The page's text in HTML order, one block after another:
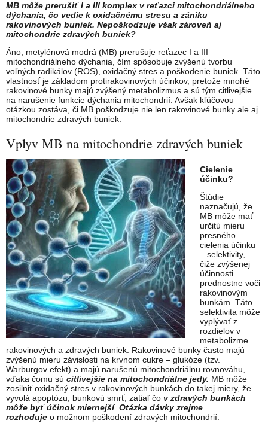
MB môže prerušiť I a III komplex v reťazci mitochondriálneho
dýchania, čo vedie k oxidačnému stresu a zániku
rakovinových buniek. Nepoškodzuje však zároveň aj
mitochondrie zdravých buniek?
Áno, metylénová modrá (MB) prerušuje reťazec I a III
mitochondriálneho dýchania, čím spôsobuje zvýšenú tvorbu
voľných radikálov (ROS), oxidačný stres a poškodenie buniek. Táto
vlastnosť je základom protirakovinových účinkov, pretože mnohé
rakovinové bunky majú zvýšený metabolizmus a sú tým citlivejšie
na narušenie funkcie dýchania mitochondrií. Avšak kľúčovou
otázkou zostáva, či MB poškodzuje nie len rakovinové bunky ale aj
mitochondrie zdravých buniek.
Vplyv MB na mitochondrie zdravých buniek
Cielenie
účinku?
Štúdie
naznačujú, že
MB môže mať
určitú mieru
presného
cielenia účinku
– selektivity,
čiže zvýšenej
účinnosti
prednostne voči
rakovinovým
bunkám. Táto
selektivita môže
vyplývať z
rozdielov v
metabolizme
rakovinových a zdravých buniek. Rakovinové bunky často majú
zvýšenú mieru závislosti na krvnom cukre – glukóze (tzv.
Warburgov efekt) a majú narušenú mitochondriálnu rovnováhu,
vďaka čomu sú citlivejšie na mitochondriálne jedy. MB môže
zosilniť oxidačný stres v rakovinových bunkách do takej miery, že
vyvolá apoptózu, bunkovú smrť, zatiaľ čo v zdravých bunkách
môže byť účinok miernejší. Otázka dávky zrejme
rozhoduje o možnom poškodení zdravých mitochondrií.